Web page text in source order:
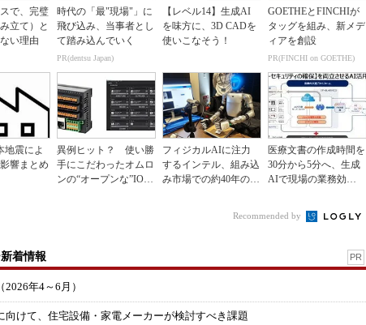
で、完璧
立て）と
い理由
時代の「最"現場"」に
飛び込み、当事者とし
て踏み込んでいく
PR(dentsu Japan)
【レベル14】生成AI
を味方に、3D CADを
使いこなそう！
GOETHEとFINCHIが
タッグを組み、新メデ
ィアを創設
PR(FINCHI on GOETHE)
地震によ
響まとめ
異例ヒット？ 使い勝
手にこだわったオムロ
ンの“オープンな”IO-L
フィジカルAIに注力
するインテル、組み込
み市場での約40年の実
医療文書の作成時間を
30分から5分へ、生成
AIで現場の業務効率
Recommended by
着情報 PR
年4～6月）
向けて、住宅設備・家電メーカーが検討すべき課題